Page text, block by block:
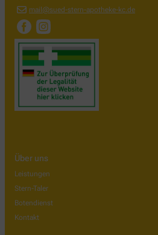
mail@sued-stern-apotheke-kc.de
Über uns
Leistungen
Stern-Taler
Botendienst
Kontakt